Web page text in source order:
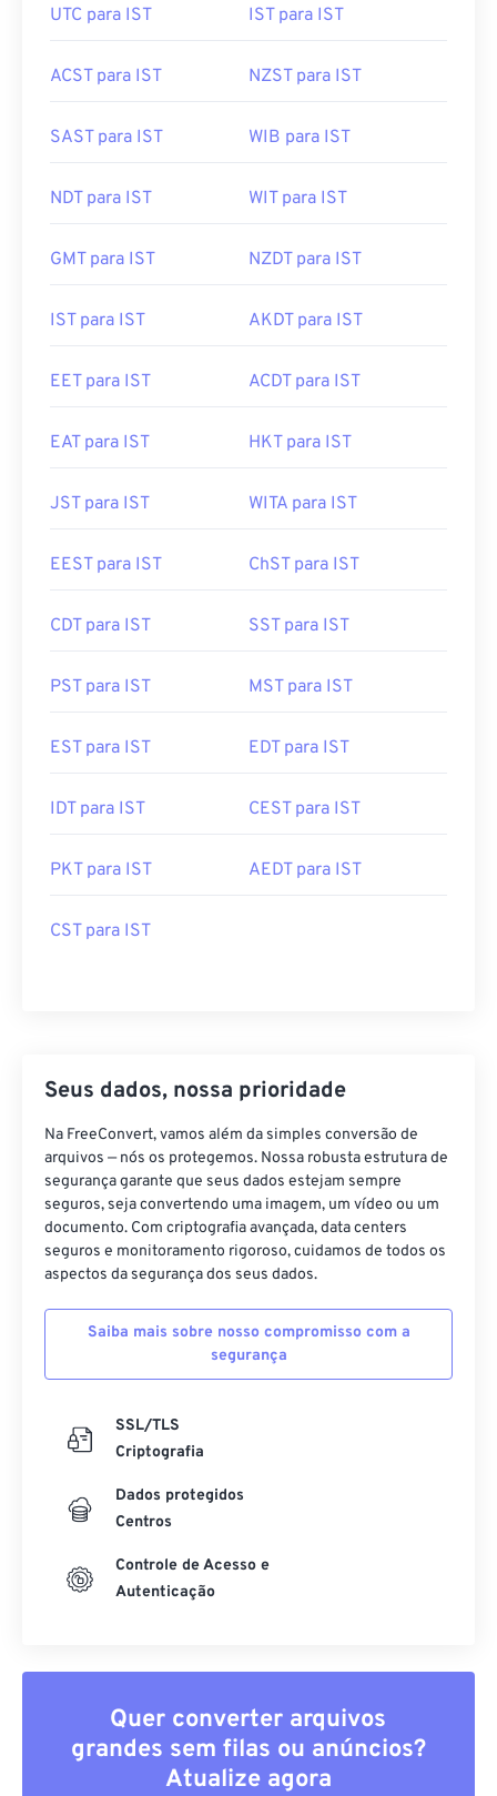
UTC para IST IST para IST
ACST para IST NZST para IST
SAST para IST WIB para IST
NDT para IST WIT para IST
GMT para IST NZDT para IST
IST para IST AKDT para IST
EET para IST ACDT para IST
EAT para IST HKT para IST
JST para IST WITA para IST
EEST para IST ChST para IST
CDT para IST SST para IST
PST para IST MST para IST
EST para IST EDT para IST
IDT para IST CEST para IST
PKT para IST AEDT para IST
CST para IST
Seus dados, nossa prioridade
Na FreeConvert, vamos além da simples conversão de
arquivos — nós os protegemos. Nossa robusta estrutura de
segurança garante que seus dados estejam sempre
seguros, seja convertendo uma imagem, um vídeo ou um
documento. Com criptografia avançada, data centers
seguros e monitoramento rigoroso, cuidamos de todos os
aspectos da segurança dos seus dados.
Saiba mais sobre nosso compromisso com a
segurança
SSL/TLS
Criptografia
Dados protegidos
Centros
Controle de Acesso e
Autenticação
Quer converter arquivos
grandes sem filas ou anúncios?
Atualize agora